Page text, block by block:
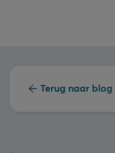
Terug naar blog